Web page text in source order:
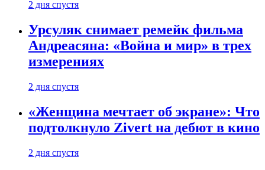
2 дня спустя
Урсуляк снимает ремейк фильма
Андреасяна: «Война и мир» в трех
измерениях
2 дня спустя
«Женщина мечтает об экране»: Что
подтолкнуло Zivert на дебют в кино
2 дня спустя